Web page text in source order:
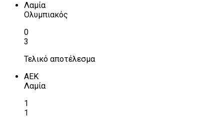
Λαμία
Ολυμπιακός
0
3
Τελικό αποτέλεσμα
ΑΕΚ
Λαμία
1
1